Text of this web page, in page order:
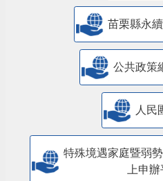
苗栗縣永
公共政策
人民
特殊境遇家庭暨弱
上申辦